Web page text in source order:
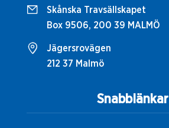
Snabblänkar
Skånska Travsällskapet
Box 9506, 200 39 MALMÖ
Jägersrovägen
212 37 Malmö